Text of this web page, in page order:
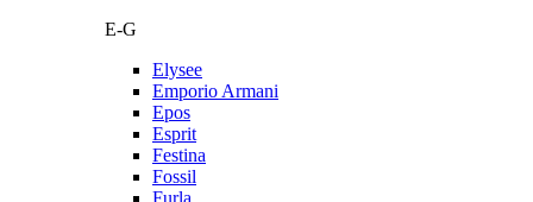
E-G
Elysee
Emporio Armani
Epos
Esprit
Festina
Fossil
Furla